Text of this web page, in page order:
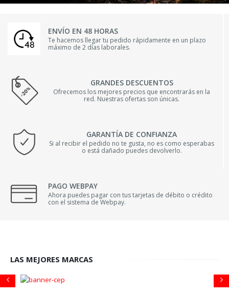
ENVÍO EN 48 HORAS
Te hacemos llegar tu pedido rápidamente en un plazo
máximo de 2 días laborales.
GRANDES DESCUENTOS
Ofrecemos los mejores precios que encontrarás en la
red. Nuestras ofertas son únicas.
GARANTÍA DE CONFIANZA
Si al recibir el pedido no te gusta, no es como esperabas
o está dañado puedes devolverlo.
PAGO WEBPAY
Ahora puedes pagar con tus tarjetas de débito o crédito
con el sistema de Webpay.
LAS MEJORES MARCAS